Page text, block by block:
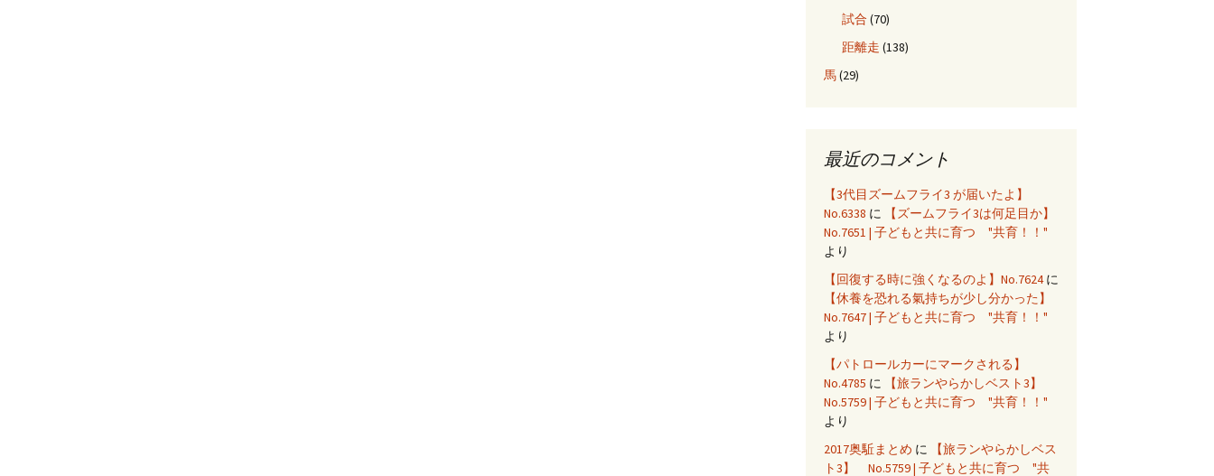
試合 (70)
距離走 (138)
馬(29)
最近のコメント
【3代目ズームフライ3 が届いたよ】
No.6338 に
【ズームフライ3は何足目か】
No.7651 | 子どもと共に育つ "共育！！"
より
【回復する時に強くなるのよ】No.7624に
【休養を恐れる氣持ちが少し分かった】
No.7647 | 子どもと共に育つ "共育！！"
より
【パトロールカーにマークされる】
No.4785 に
【旅ランやらかしベスト3】
No.5759 | 子どもと共に育つ "共育！！"
より
2017奥駈まとめ に
【旅ランやらかしベス
ト3】 No.5759 | 子どもと共に育つ "共